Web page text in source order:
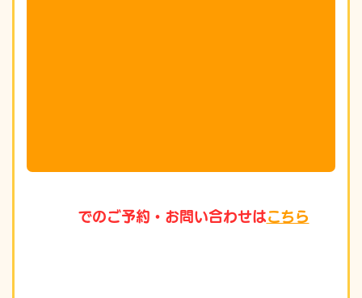
でのご予約・お問い合わせはこちら